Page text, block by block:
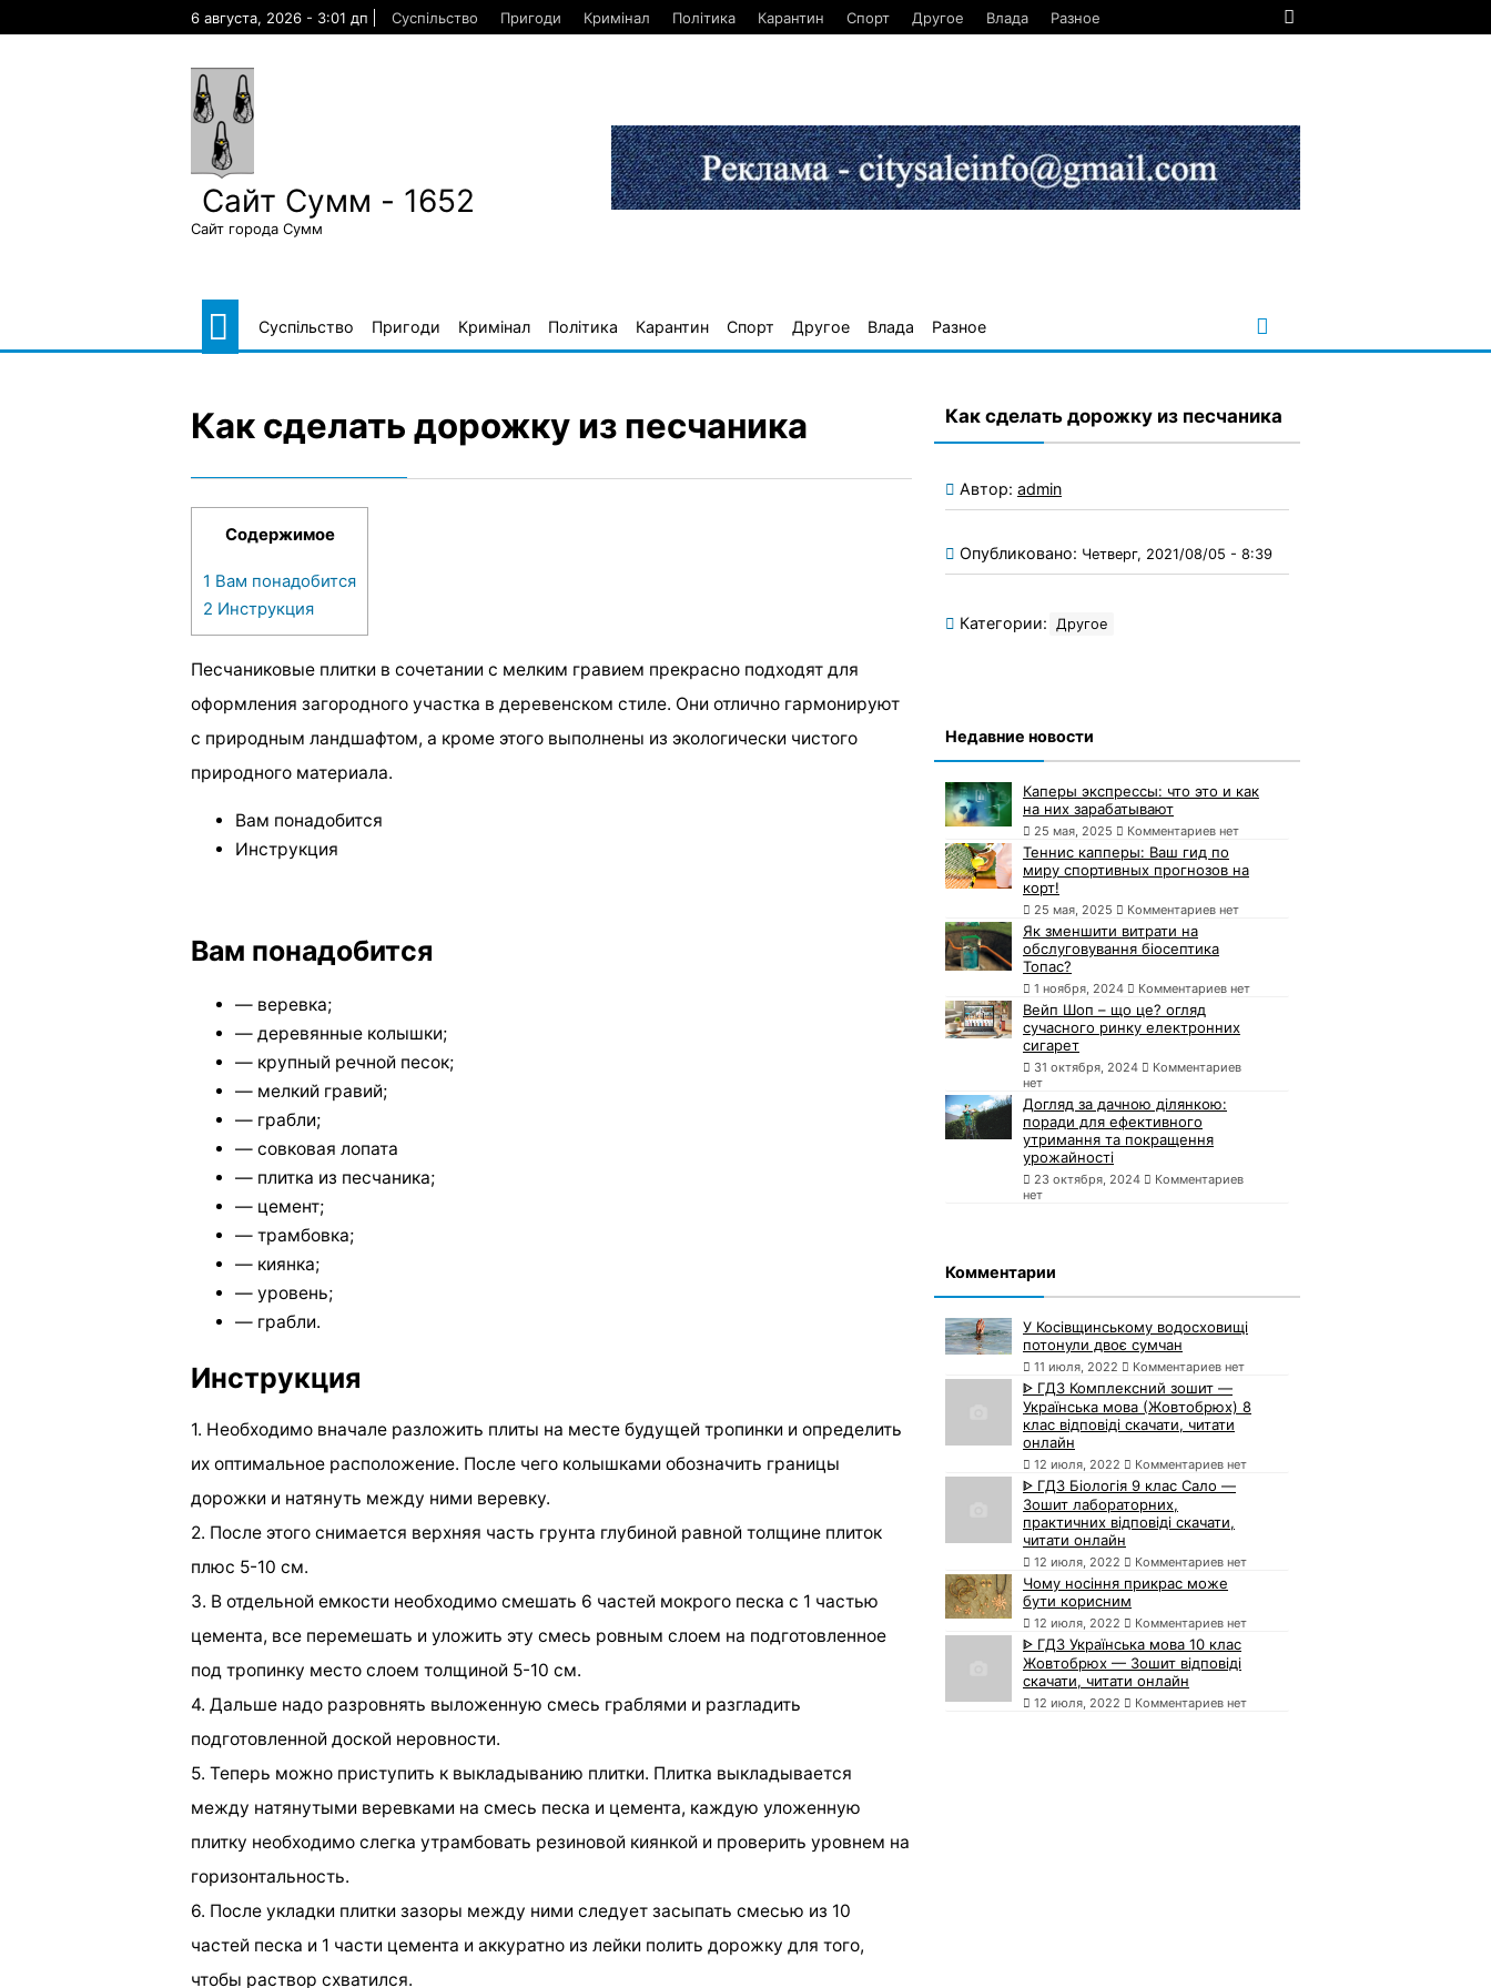
6 августа, 2026 - 3:01 дп Суспільство Пригоди Кримінал Політика Карантин Спорт Другое Влада Разное
Сайт Сумм - 1652
Сайт города Сумм
Суспільство Пригоди Кримінал Політика Карантин Спорт Другое Влада Разное
Как сделать дорожку из песчаника
Содержимое
1 Вам понадобится
2 Инструкция
Песчаниковые плитки в сочетании с мелким гравием прекрасно подходят для
оформления загородного участка в деревенском стиле. Они отлично гармонируют
с природным ландшафтом, а кроме этого выполнены из экологически чистого
природного материала.
Вам понадобится
Инструкция
Вам понадобится
— веревка;
— деревянные колышки;
— крупный речной песок;
— мелкий гравий;
— грабли;
— совковая лопата
— плитка из песчаника;
— цемент;
— трамбовка;
— киянка;
— уровень;
— грабли.
Инструкция
1. Необходимо вначале разложить плиты на месте будущей тропинки и определить
их оптимальное расположение. После чего колышками обозначить границы
дорожки и натянуть между ними веревку.
2. После этого снимается верхняя часть грунта глубиной равной толщине плиток
плюс 5-10 см.
3. В отдельной емкости необходимо смешать 6 частей мокрого песка с 1 частью
цемента, все перемешать и уложить эту смесь ровным слоем на подготовленное
под тропинку место слоем толщиной 5-10 см.
4. Дальше надо разровнять выложенную смесь граблями и разгладить
подготовленной доской неровности.
5. Теперь можно приступить к выкладыванию плитки. Плитка выкладывается
между натянутыми веревками на смесь песка и цемента, каждую уложенную
плитку необходимо слегка утрамбовать резиновой киянкой и проверить уровнем на
горизонтальность.
6. После укладки плитки зазоры между ними следует засыпать смесью из 10
частей песка и 1 части цемента и аккуратно из лейки полить дорожку для того,
чтобы раствор схватился.
Как сделать дорожку из песчаника
Автор: admin
Опубликовано: Четверг, 2021/08/05 - 8:39
Категории: Другое
Недавние новости
Каперы экспрессы: что это и как
на них зарабатывают
25 мая, 2025 Комментариев нет
Теннис капперы: Ваш гид по
миру спортивных прогнозов на
корт!
25 мая, 2025 Комментариев нет
Як зменшити витрати на
обслуговування біосептика
Топас?
1 ноября, 2024 Комментариев нет
Вейп Шоп – що це? огляд
сучасного ринку електронних
сигарет
31 октября, 2024
Комментариев
нет
Догляд за дачною ділянкою:
поради для ефективного
утримання та покращення
урожайності
23 октября, 2024
Комментариев
нет
Комментарии
У Косівщинському водосховищі
потонули двоє сумчан
11 июля, 2022 Комментариев нет
ᐈ ГДЗ Комплексний зошит —
Українська мова (Жовтобрюх) 8
клас відповіді скачати, читати
онлайн
12 июля, 2022 Комментариев нет
ᐈ ГДЗ Біологія 9 клас Сало —
Зошит лабораторних,
практичних відповіді скачати,
читати онлайн
12 июля, 2022 Комментариев нет
Чому носіння прикрас може
бути корисним
12 июля, 2022 Комментариев нет
ᐈ ГДЗ Українська мова 10 клас
Жовтобрюх — Зошит відповіді
скачати, читати онлайн
12 июля, 2022 Комментариев нет